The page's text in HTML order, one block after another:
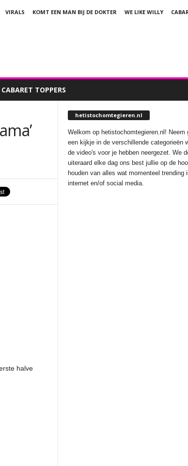
VIRALS KOMT EEN MAN BIJ DE DOKTER WE LIKE WILLY
CABARET TOPPERS
halve
hetistochomtegieren.nl
Welkom op hetistochomtegieren.nl! Neem
een kijkje in de verschillende categorieën
de video's voor je hebben neergezet. We
uiteraard elke dag ons best jullie op de
houden van alles wat momenteel trending
internet en/of social media.